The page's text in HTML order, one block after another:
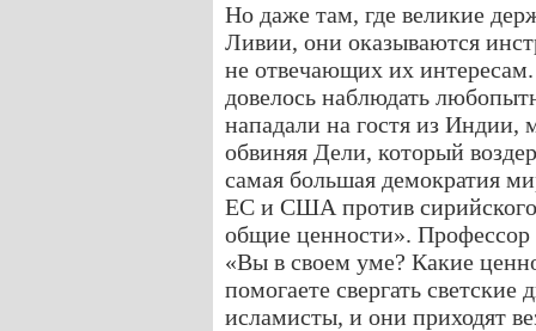
Но даже там, где великие
Ливии, они оказываются
не отвечающих их
довелось наблюдать
нападали на гостя из Индии,
обвиняя Дели, который
самая большая демократия
ЕС и США против сирийского
общие ценности». Профессор
«Вы в своем уме? Какие
помогаете свергать
исламисты, и они приходят